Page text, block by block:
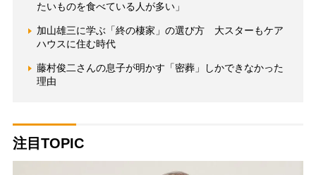
たいものを食べている人が多い」
加山雄三に学ぶ「終の棲家」の選び方 大スターもケア
ハウスに住む時代
藤村俊二さんの息子が明かす「密葬」しかできなかった
理由
注目TOPIC